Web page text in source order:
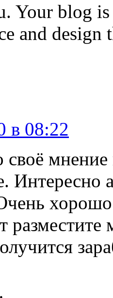
Your blog
and
в 08:22
своё
Интересно
разместите